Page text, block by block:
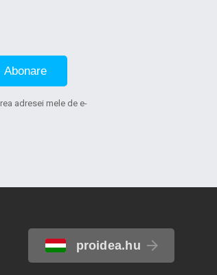
Abonare
adresei mele de e-
proidea.hu